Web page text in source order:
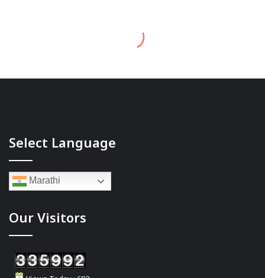
Select Language
Marathi
Our Visitors